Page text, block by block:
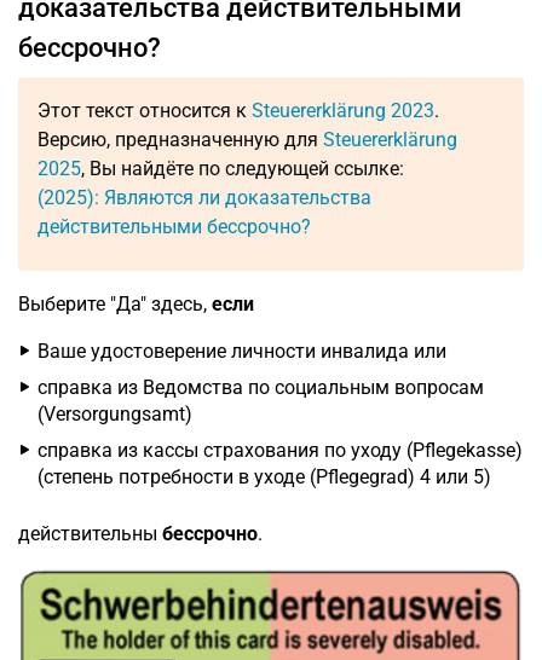
доказательства действительными
бессрочно?
Этот текст относится к Steuererklärung 2023.
Версию, предназначенную для Steuererklärung
2025, Вы найдёте по следующей ссылке:
(2025): Являются ли доказательства
действительными бессрочно?
Выберите "Да" здесь, если
Ваше удостоверение личности инвалида или
справка из Ведомства по социальным вопросам
(Versorgungsamt)
справка из кассы страхования по уходу (Pflegekasse)
(степень потребности в уходе (Pflegegrad) 4 или 5)
действительны бессрочно.